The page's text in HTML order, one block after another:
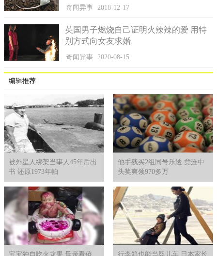
奇闻异事 2018-12-17
英国男子燃烧自己证明火辣辣的爱 用特
别方式向女友求婚
奇闻异事 2020-08-15
编辑推荐
被外星人绑架当事人45年后出
书 还原1973年帕
他手残买2组同号乐透 竟连中
头奖爽领970多万
宝宝独自吃火龙果 母亲看傻 行李箱也能当婴儿车 日本家长